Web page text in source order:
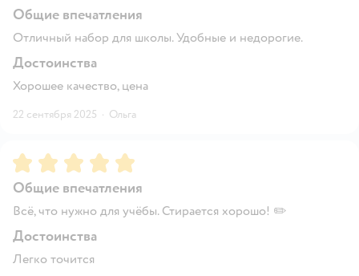
Общие впечатления
Отличный набор для школы. Удобные и недорогие.
Достоинства
Хорошее качество, цена
22 сентября 2025 · Ольга
Рейтинг:5
Общие впечатления
Всё, что нужно для учёбы. Стирается хорошо! ✏️
Достоинства
Легко точится